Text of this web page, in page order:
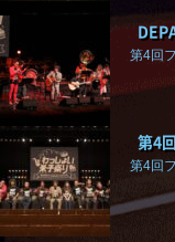
第4回
第4
第4回